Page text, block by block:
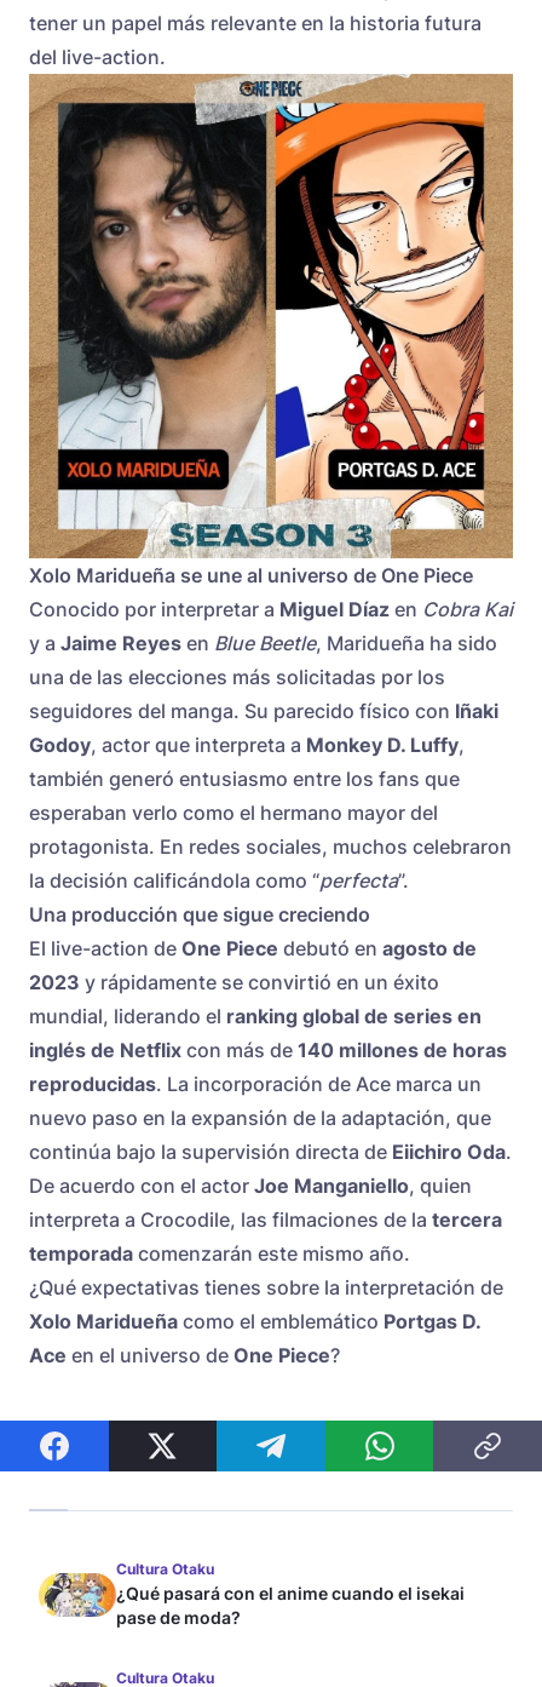
tener un papel más relevante en la historia futura
del live-action.
Xolo Maridueña se une al universo de One Piece
Conocido por interpretar a Miguel Díaz en Cobra Kai
y a Jaime Reyes en Blue Beetle, Maridueña ha sido
una de las elecciones más solicitadas por los
seguidores del manga. Su parecido físico con Iñaki
Godoy, actor que interpreta a Monkey D. Luffy,
también generó entusiasmo entre los fans que
esperaban verlo como el hermano mayor del
protagonista. En redes sociales, muchos celebraron
la decisión calificándola como “perfecta”.
Una producción que sigue creciendo
El live-action de One Piece debutó en agosto de
2023 y rápidamente se convirtió en un éxito
mundial, liderando el ranking global de series en
inglés de Netflix con más de 140 millones de horas
reproducidas. La incorporación de Ace marca un
nuevo paso en la expansión de la adaptación, que
continúa bajo la supervisión directa de Eiichiro Oda.
De acuerdo con el actor Joe Manganiello, quien
interpreta a Crocodile, las filmaciones de la tercera
temporada comenzarán este mismo año.
¿Qué expectativas tienes sobre la interpretación de
Xolo Maridueña como el emblemático Portgas D.
Ace en el universo de One Piece?
Cultura Otaku
¿Qué pasará con el anime cuando el isekai
pase de moda?
Cultura Otaku